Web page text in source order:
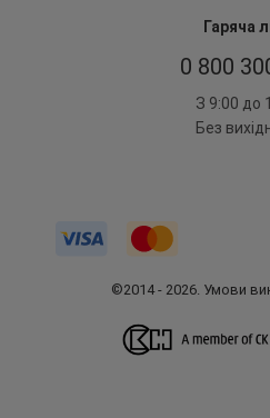
Гаряча
0 800
З 9:00 до
Без
©2014 - 2026. Умови